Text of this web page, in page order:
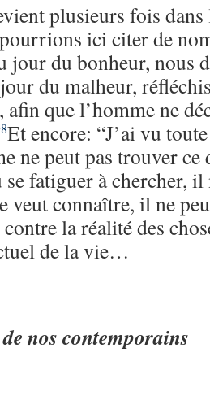
plusieurs fois
ici citer de
jour du bonheur, nous
du malheur,
afin que l’homme ne
8Et encore: “J’ai vu
ne peut pas trouver ce
fatiguer à chercher,
veut connaître, il ne
la réalité des
de la vie…
nos contemporains